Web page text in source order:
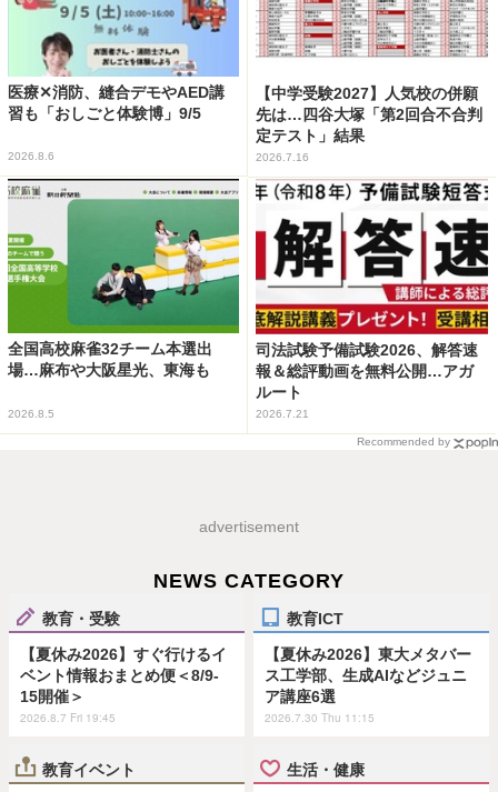
医療✕消防、縫合デモやAED講
習も「おしごと体験博」9/5
2026.8.6
【中学受験2027】人気校の併願
先は…四谷大塚「第2回合不合判
定テスト」結果
2026.7.16
全国高校麻雀32チーム本選出
場…麻布や大阪星光、東海も
2026.8.5
司法試験予備試験2026、解答速
報＆総評動画を無料公開…アガ
ルート
2026.7.21
Recommended by
advertisement
NEWS CATEGORY
教育・受験
【夏休み2026】すぐ行けるイ
ベント情報おまとめ便＜8/9-
15開催＞
2026.8.7 Fri 19:45
教育ICT
【夏休み2026】東大メタバー
ス工学部、生成AIなどジュニ
ア講座6選
2026.7.30 Thu 11:15
教育イベント 生活・健康